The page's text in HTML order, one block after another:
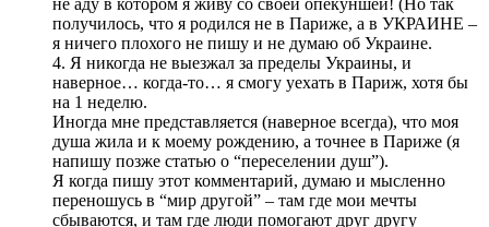
получилось, что я родился не в Париже, а в УКРАИНЕ –
я ничего плохого не пишу и не думаю об Украине.
4. Я никогда не выезжал за пределы Украины, и
наверное… когда-то… я смогу уехать в Париж, хотя бы
на 1 неделю.
Иногда мне представляется (наверное всегда), что моя
душа жила и к моему рождению, а точнее в Париже (я
напишу позже статью о “переселении душ”).
Я когда пишу этот комментарий, думаю и мысленно
переношусь в “мир другой” – там где мои мечты
сбываются, и там где люди помогают друг другу